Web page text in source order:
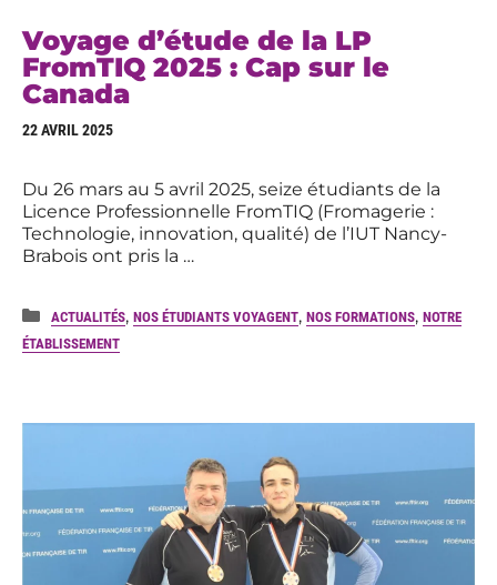
Voyage d’étude de la LP
FromTIQ 2025 : Cap sur le
Canada
22 AVRIL 2025
Du 26 mars au 5 avril 2025, seize étudiants de la
Licence Professionnelle FromTIQ (Fromagerie :
Technologie, innovation, qualité) de l’IUT Nancy-
Brabois ont pris la …
Catégories
ACTUALITÉS, NOS ÉTUDIANTS VOYAGENT, NOS FORMATIONS, NOTRE
ÉTABLISSEMENT